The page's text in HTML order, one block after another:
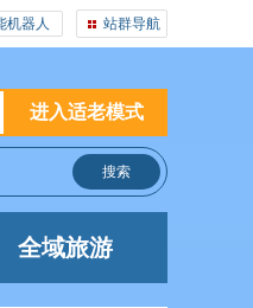
站群导航
机器人
进入适老模式
全域旅游